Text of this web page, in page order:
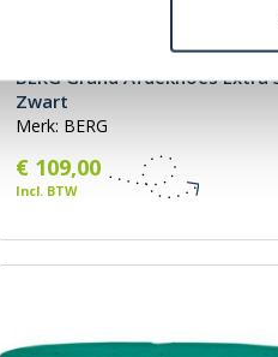
BERG Grand Afdekhoes Extra
Zwart
Merk: BERG
€ 109,00
Incl. BTW